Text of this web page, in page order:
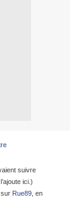
suivre
ici.)
sur Rue89 , en